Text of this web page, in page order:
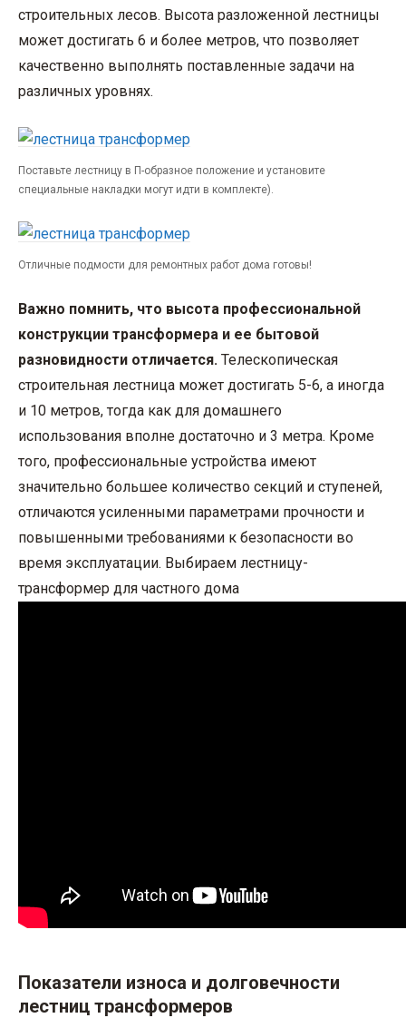
строительных лесов. Высота разложенной лестницы
может достигать 6 и более метров, что позволяет
качественно выполнять поставленные задачи на
различных уровнях.
Поставьте лестницу в П-образное положение и установите
специальные накладки могут идти в комплекте).
Отличные подмости для ремонтных работ дома готовы!
Важно помнить, что высота профессиональной
конструкции трансформера и ее бытовой
разновидности отличается. Телескопическая
строительная лестница может достигать 5-6, а иногда
и 10 метров, тогда как для домашнего
использования вполне достаточно и 3 метра. Кроме
того, профессиональные устройства имеют
значительно большее количество секций и ступеней,
отличаются усиленными параметрами прочности и
повышенными требованиями к безопасности во
время эксплуатации. Выбираем лестницу-
трансформер для частного дома
Показатели износа и долговечности
лестниц трансформеров